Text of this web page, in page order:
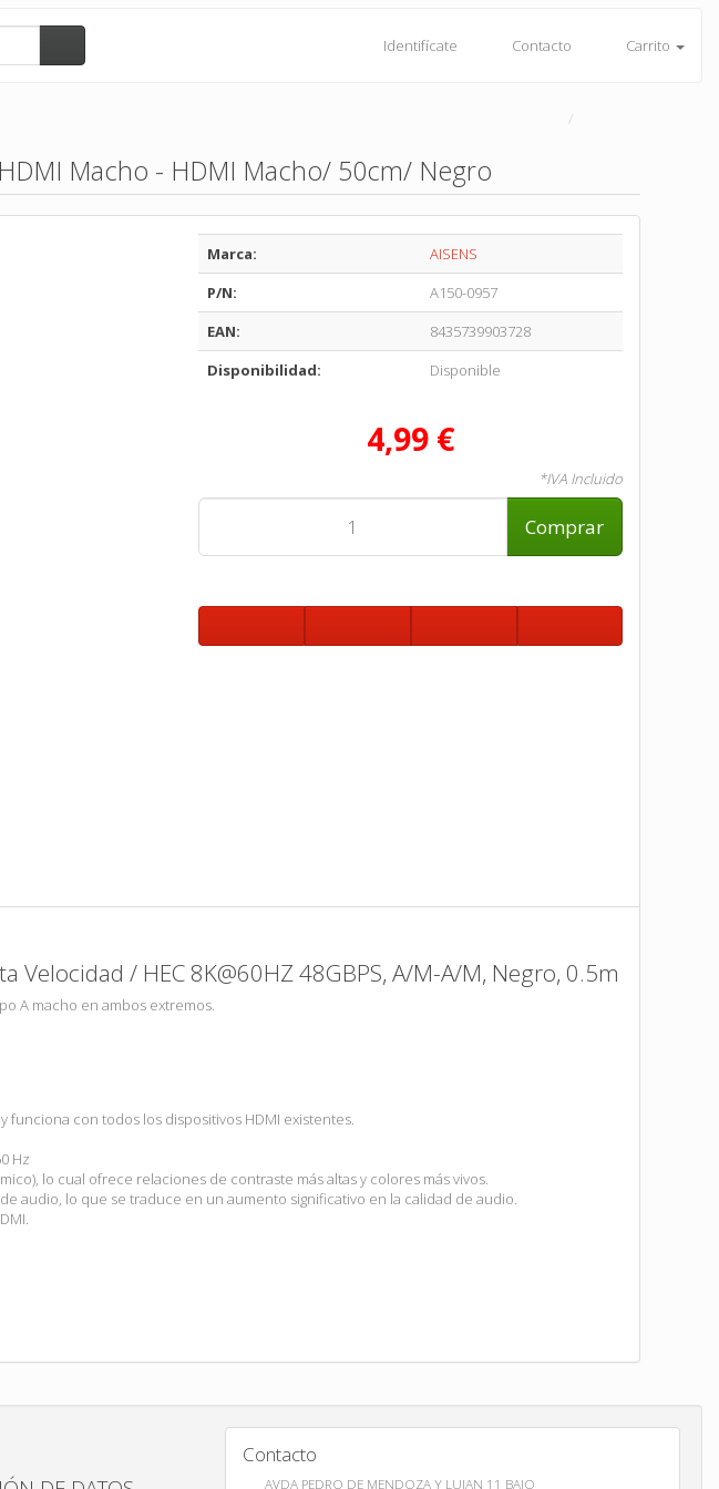
Identifícate Contacto Carrito
Macho - HDMI Macho/ 50cm/ Negro
Marca:
AISENS
P/N:
A150-0957
EAN:
8435739903728
Disponibilidad:
Disponible
4,99 €
*IVA Incluido
Comprar
Velocidad / HEC 8K@60HZ 48GBPS, A/M-A/M, Negro, 0.5m
A macho en ambos extremos.
con todos los dispositivos HDMI existentes.
Hz
lo cual ofrece relaciones de contraste más altas y colores más vivos.
audio, lo que se traduce en un aumento significativo en la calidad de audio.
Contacto
AVDA PEDRO DE MENDOZA Y LUJAN 11 BAJO